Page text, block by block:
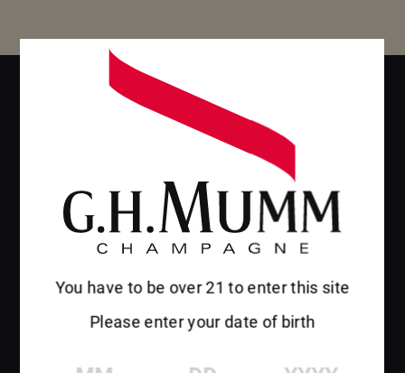
SCOPRI
ALTRE
NOTIZIE
You have to be over 21 to enter this site
Please enter your date of birth